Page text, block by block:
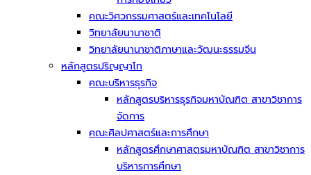
คณะวิศวกรรมศาสตร์และเทคโนโลยี
วิทยาลัยนานาชาติ
วิทยาลัยนานาชาติภาษาและวัฒนะธรรมจีน
หลักสูตรปริญญาโท
คณะบริหารธุรกิจ
หลักสูตรบริหารธุรกิจมหาบัณฑิต สาขาวิชาการ
จัดการ
คณะศิลปศาสตร์และการศึกษา
หลักสูตรศึกษาศาสตรมหาบัณฑิต สาขาวิชาการ
บริหารการศึกษา